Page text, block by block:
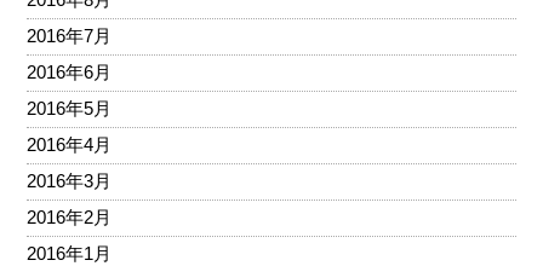
2016年7月
2016年6月
2016年5月
2016年4月
2016年3月
2016年2月
2016年1月